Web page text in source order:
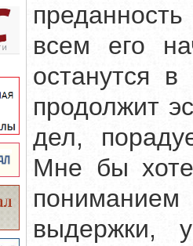
всем его
останутся
продолжит
дел,
Мне бы
пониманием
выдержки,